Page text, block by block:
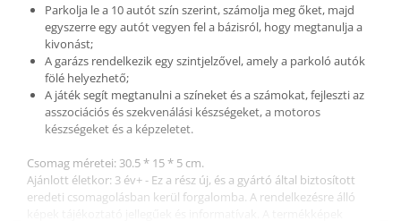
Kirakós játékok
Klasszikus kirakós
Formakirakós
Padlók kirakós
IQ kirakós
Fürdőjátékok
Csörgők
Parkolja le a 10 autót szín szerint, számolja meg őket, majd
egyszerre egy autót vegyen fel a bázisról, hogy megtanulja a
kivonást;
A garázs rendelkezik egy szintjelzővel, amely a parkoló autók
fölé helyezhető;
A játék segít megtanulni a színeket és a számokat, fejleszti az
asszociációs és szekvenálási készségeket, a motoros
készségeket és a képzeletet.
Csomag méretei: 30.5 * 15 * 5 cm.
Ajánlott életkor: 3 év+ - Ez a rész új, és a gyártó által biztosított
eredeti csomagolásban kerül forgalomba. A rendelkezésre álló